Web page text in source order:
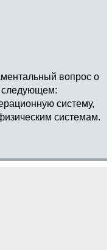
вопрос о
следующем:
систему,
системам.